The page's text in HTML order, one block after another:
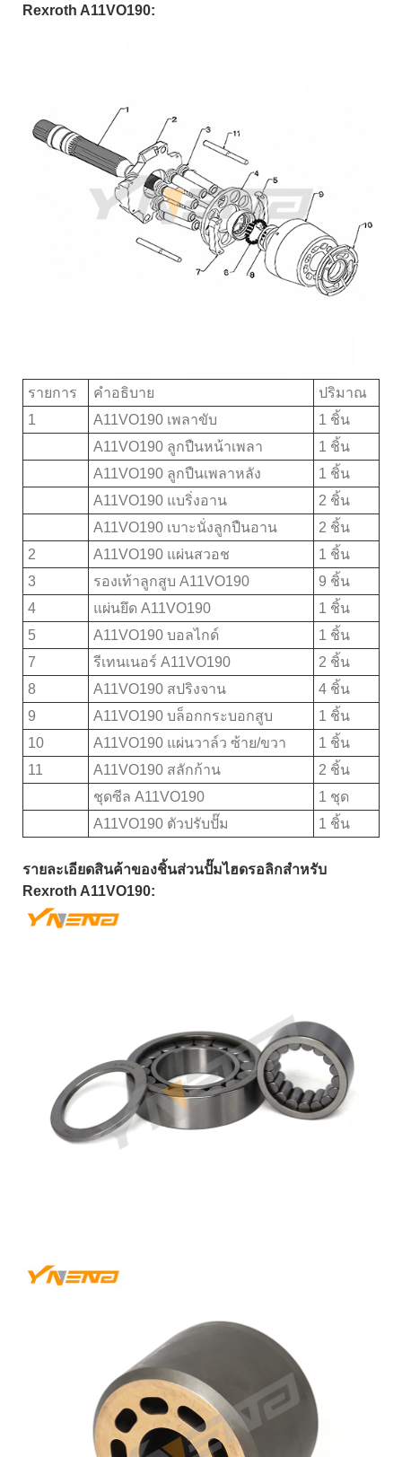
Rexroth A11VO190:
รายการ คำอธิบาย
ปริมาณ
1
A11VO190 เพลาขับ
1 ชิ้น
A11VO190 ลูกปืนหน้าเพลา
1 ชิ้น
A11VO190 ลูกปืนเพลาหลัง
1 ชิ้น
A11VO190 แบริ่งอาน
2 ชิ้น
A11VO190 เบาะนั่งลูกปืนอาน
2 ชิ้น
2
A11VO190 แผ่นสวอช
1 ชิ้น
3
รองเท้าลูกสูบ A11VO190
9 ชิ้น
4
แผ่นยึด A11VO190
1 ชิ้น
5
A11VO190 บอลไกด์
1 ชิ้น
7
รีเทนเนอร์ A11VO190
2 ชิ้น
8
A11VO190 สปริงจาน
4 ชิ้น
9
A11VO190 บล็อกกระบอกสูบ
1 ชิ้น
10
A11VO190 แผ่นวาล์ว ซ้าย/ขวา
1 ชิ้น
11
A11VO190 สลักก้าน
2 ชิ้น
ชุดซีล A11VO190
1 ชุด
A11VO190 ตัวปรับปั๊ม
1 ชิ้น
รายละเอียดสินค้าของชิ้นส่วนปั๊มไฮดรอลิกสำหรับ
Rexroth A11VO190: